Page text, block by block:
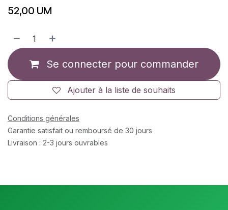
52,00 UM
Se connecter pour commander
Ajouter à la liste de souhaits
Conditions générales
Garantie satisfait ou remboursé de 30 jours
Livraison : 2-3 jours ouvrables